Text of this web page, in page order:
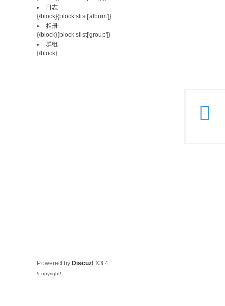
日志
{/block}{block slist['album']}
相册
{/block}{block slist['group']}
群组
{/block}
Powered by Discuz! X3.4
!copyright!